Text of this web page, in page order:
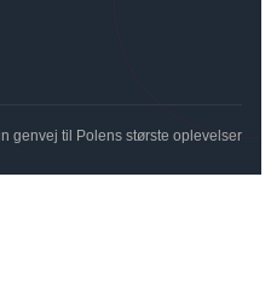
genvej til Polens største oplevelser